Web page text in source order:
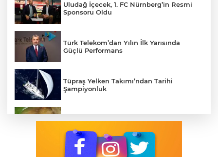
Uludağ İçecek, 1. FC Nürnberg’in Resmi
Sponsoru Oldu
Türk Telekom’dan Yılın İlk Yarısında
Güçlü Performans
Tüpraş Yelken Takımı’ndan Tarihi
Şampiyonluk
Mudanya'da zeytin sineğiyle mücadele